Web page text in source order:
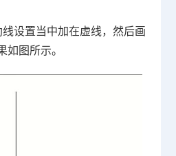
设置当中加在虚线，然后画
如图所示。